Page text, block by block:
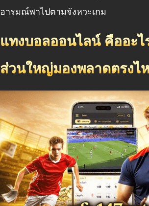
อารมณ์พาไปตามจังหวะเกม
แทงบอลออนไลน์ คืออะ
ส่วนใหญ่มองพลาดตรงไ